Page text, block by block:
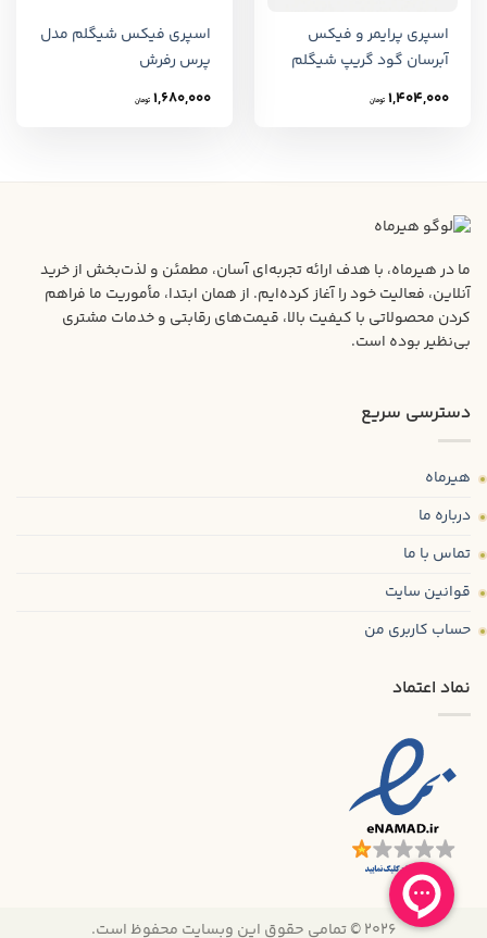
اسپری پرایمر و فیکس
آبرسان گود گریپ شیگلم
1,404,000 تومان
اسپری فیکس شیگلم مدل
پرس رفرش
1,680,000 تومان
ما در هیرماه، با هدف ارائه تجربه‌ای آسان، مطمئن و لذت‌بخش از خرید
آنلاین، فعالیت خود را آغاز کرده‌ایم. از همان ابتدا، مأموریت ما فراهم
کردن محصولاتی با کیفیت بالا، قیمت‌های رقابتی و خدمات مشتری
بی‌نظیر بوده است.
دسترسی سریع
هیرماه
درباره ما
تماس با ما
قوانین سایت
حساب کاربری من
نماد اعتماد
2026 © تمامی حقوق این وبسایت محفوظ است.